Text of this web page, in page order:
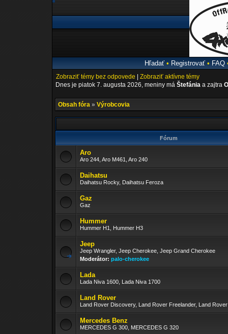
Hľadať• Registrovať• FAQ
Zobraziť témy bez odpovede
Zobraziť aktívne témy
Dnes je piatok 7. augusta 2026, meniny má Štefánia a zajtra
Obsah fóra » Výrobcovia
Fórum
Aro
Aro 244, Aro M461, Aro 240
Daihatsu
Daihatsu Rocky, Daihatsu Feroza
Gaz
Gaz
Hummer
Hummer H1, Hummer H3
Jeep
Jeep Wrangler, Jeep Cherokee, Jeep Grand Cherokee
Moderátor: palo-cherokee
Lada
Lada Niva 1600, Lada Niva 1700
Land Rover
Land Rover Discovery, Land Rover Freelander, Land
Mercedes Benz
MERCEDES G 300, MERCEDES G 320